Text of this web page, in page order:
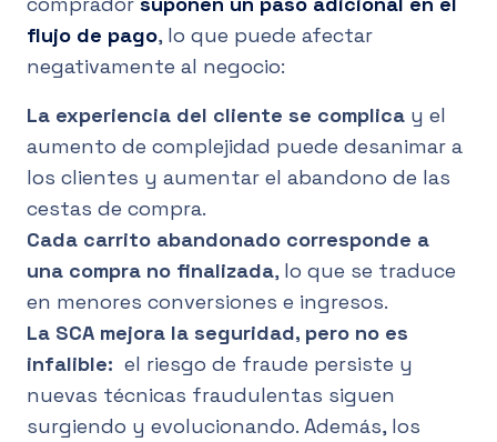
flujo de pago, lo que puede afectar
negativamente al negocio:
La experiencia del cliente se complica y el
aumento de complejidad puede desanimar a
los clientes y aumentar el abandono de las
cestas de compra.
Cada carrito abandonado corresponde a
una compra no finalizada, lo que se traduce
en menores conversiones e ingresos.
La SCA mejora la seguridad, pero no es
infalible: el riesgo de fraude persiste y
nuevas técnicas fraudulentas siguen
surgiendo y evolucionando. Además, los